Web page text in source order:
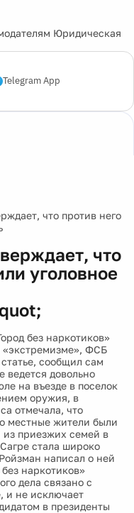
Юридическая
Telegram App
что против него
что
уголовное
без наркотиков»
«экстремизме», ФСБ
сообщил сам
ведется довольно
на въезде в поселок
оружия, в
отмечала, что
местные жители были
из приезжих семей в
стала широко
написал о ней
наркотиков»
дела связано с
и не исключает
в президенты